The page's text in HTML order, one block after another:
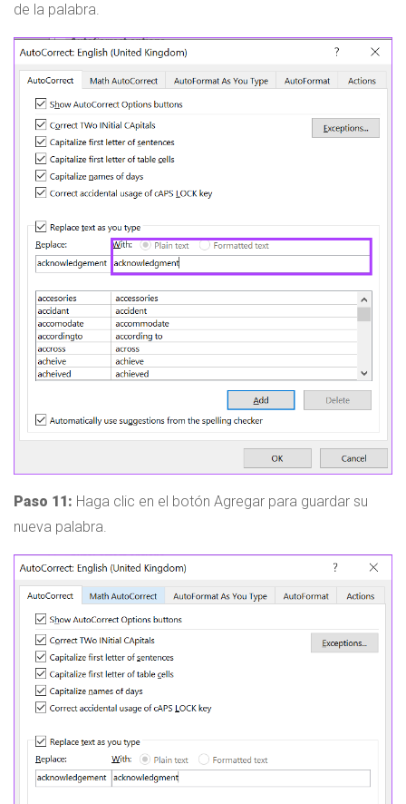
de la palabra.
Paso 11: Haga clic en el botón Agregar para guardar su
nueva palabra.